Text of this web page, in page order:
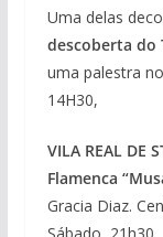
Uma delas
descoberta do
uma palestra
14H30,
VILA REAL DE
Flamenca
Gracia Diaz.
Sábado, 21h30.